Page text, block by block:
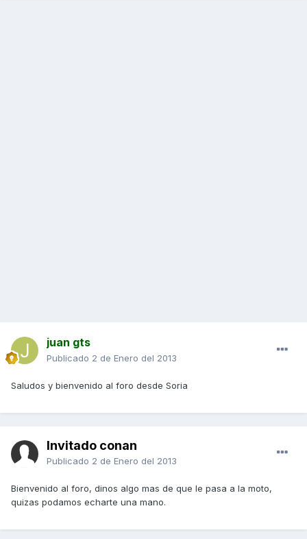
juan gts
Publicado 2 de Enero del 2013
Saludos y bienvenido al foro desde Soria
Invitado conan
Publicado 2 de Enero del 2013
Bienvenido al foro, dinos algo mas de que le pasa a la moto,
quizas podamos echarte una mano.